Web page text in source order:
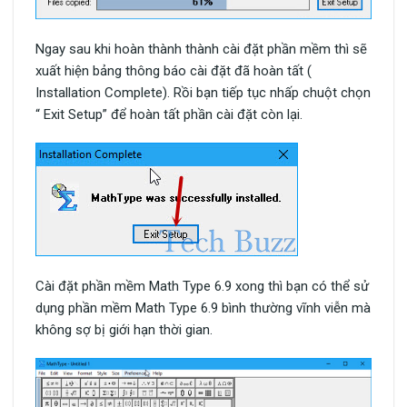
Ngay sau khi hoàn thành thành cài đặt phần mềm thì sẽ
xuất hiện bảng thông báo cài đặt đã hoàn tất (
Installation Complete). Rồi bạn tiếp tục nhấp chuột chọn
“ Exit Setup” để hoàn tất phần cài đặt còn lại.
Cài đặt phần mềm Math Type 6.9 xong thì bạn có thể sử
dụng phần mềm Math Type 6.9 bình thường vĩnh viễn mà
không sợ bị giới hạn thời gian.